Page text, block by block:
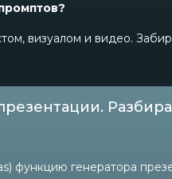
визуалом и видео.
функцию генератора